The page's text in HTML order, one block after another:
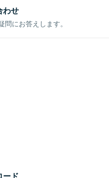
わせ
にお答えします。